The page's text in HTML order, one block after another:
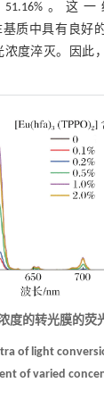
。这一
基质中具有良好
度淬灭。因此
度的转光膜的荧
of light
of varied